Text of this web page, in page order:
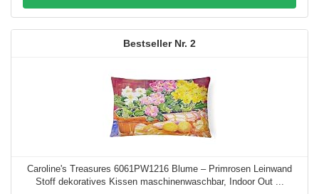
2
Caroline's Treasures 6061PW1216 Blume – Primrosen Leinwand
Stoff dekoratives Kissen maschinenwaschbar, Indoor Out ...